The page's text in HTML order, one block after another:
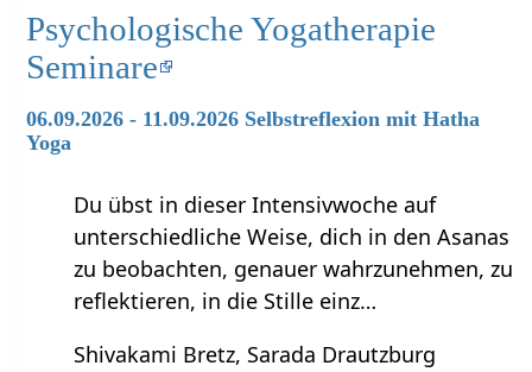
Psychologische Yogatherapie
Seminare
06.09.2026 - 11.09.2026 Selbstreflexion mit Hatha
Yoga
Du übst in dieser Intensivwoche auf
unterschiedliche Weise, dich in den Asanas
zu beobachten, genauer wahrzunehmen, zu
reflektieren, in die Stille einz…
Shivakami Bretz, Sarada Drautzburg